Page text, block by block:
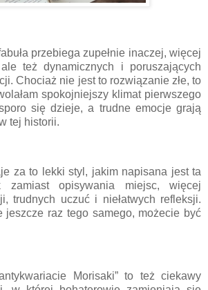
przebiega zupełnie inaczej, więcej
też dynamicznych i poruszających
Chociaż nie jest to rozwiązanie złe, to
spokojniejszy klimat pierwszego
się dzieje, a trudne emocje grają
tej historii.
za to lekki styl, jakim napisana jest ta
zamiast opisywania miejsc, więcej
trudnych uczuć i niełatwych refleksji.
jeszcze raz tego samego, możecie być
Morisaki” to też ciekawy